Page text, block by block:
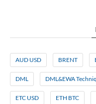
AUD USD BRENT
DML DML&EWA
ETC USD ETH BTC